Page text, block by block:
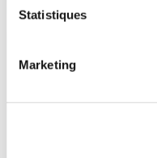
Statistiques
Marketing